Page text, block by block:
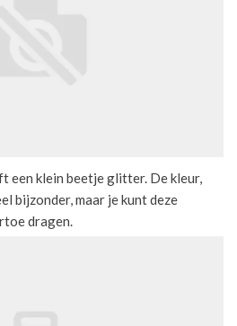
een klein beetje glitter. De kleur,
bijzonder, maar je kunt deze
dragen.